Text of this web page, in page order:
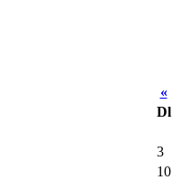
«
Dl
3
10